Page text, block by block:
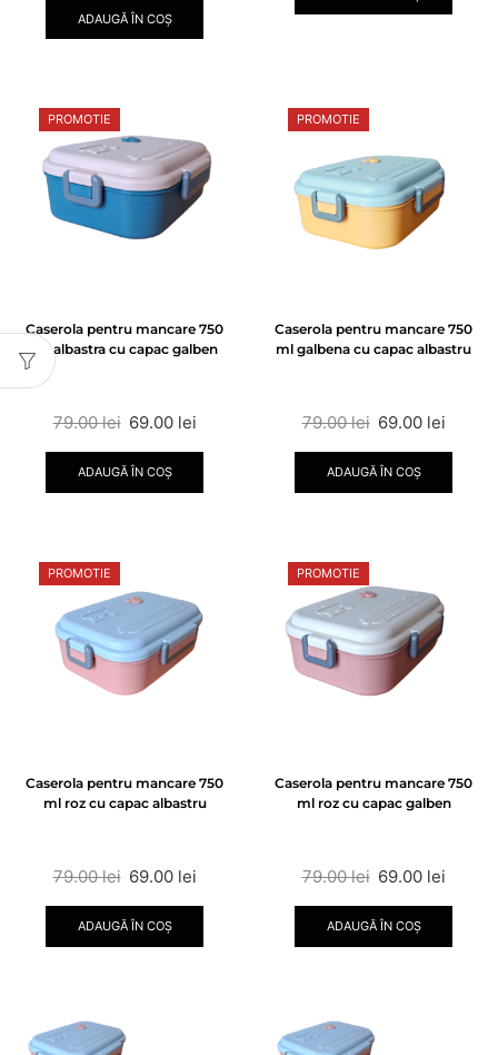
ADAUGĂ ÎN COȘ
PROMOTIE
Caserola pentru mancare 750
ml albastra cu capac galben
79.00lei 69.00 lei
ADAUGĂ ÎN COȘ
PROMOTIE
Caserola pentru mancare 750
ml galbena cu capac albastru
79.00lei 69.00 lei
ADAUGĂ ÎN COȘ
PROMOTIE
Caserola pentru mancare 750
ml roz cu capac albastru
79.00lei 69.00 lei
ADAUGĂ ÎN COȘ
PROMOTIE
Caserola pentru mancare 750
ml roz cu capac galben
79.00lei 69.00 lei
ADAUGĂ ÎN COȘ